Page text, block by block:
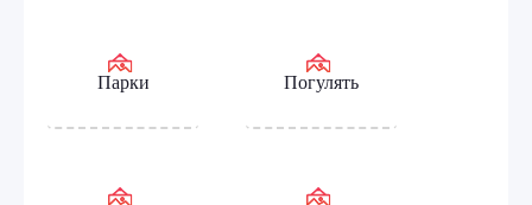
Парки Погулять